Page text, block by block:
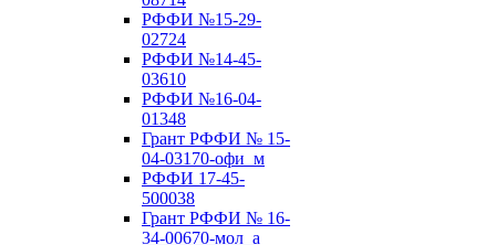
РФФИ №15-29-
02724
РФФИ №14-45-
03610
РФФИ №16-04-
01348
Грант РФФИ № 15-
04-03170-офи_м
РФФИ 17-45-
500038
Грант РФФИ № 16-
34-00670-мол_а